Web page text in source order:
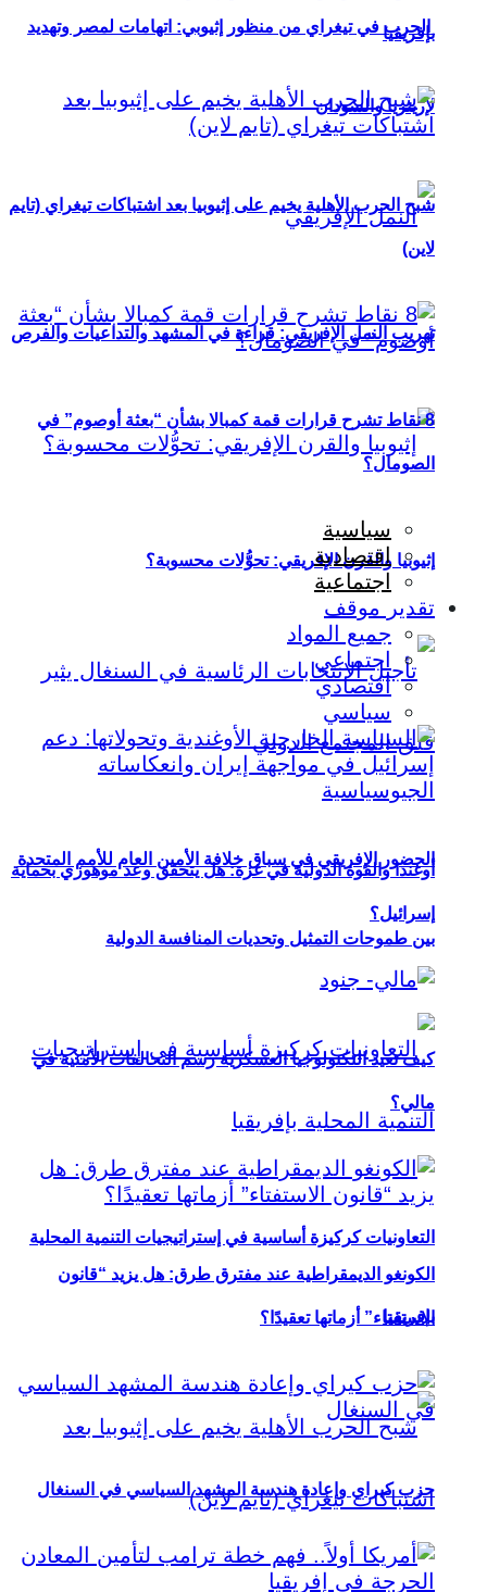
الحرب في تيغراي من منظور إثيوبي: اتهامات لمصر وتهديد
لإريتريا والسودان
تهريب النمل الإفريقي: قراءة في المشهد والتداعيات والفرص
إثيوبيا والقرن الإفريقي: تحوُّلات محسوبة؟
الحضور الإفريقي في سباق خلافة الأمين العام للأمم المتحدة
بين طموحات التمثيل وتحديات المنافسة الدولية
التعاونيات كركيزة أساسية في إستراتيجيات التنمية المحلية
بإفريقيا
بإفريقيا
شبح الحرب الأهلية يخيم على إثيوبيا بعد اشتباكات تيغراي (تايم
لاين)
8 نقاط تشرح قرارات قمة كمبالا بشأن “بعثة أوصوم” في
الصومال؟
سياسية
اقتصادية
اجتماعية
تقدير موقف
جميع المواد
اجتماعي
اقتصادي
سياسي
أوغندا والقوة الدولية في غزة: هل يتحقق وعد موهوزي بحماية
إسرائيل؟
كيف تعيد التكنولوجيا العسكرية رسم التحالفات الأمنية في
مالي؟
الكونغو الديمقراطية عند مفترق طرق: هل يزيد “قانون
الاستفتاء” أزماتها تعقيدًا؟
حزب كيراي وإعادة هندسة المشهد السياسي في السنغال